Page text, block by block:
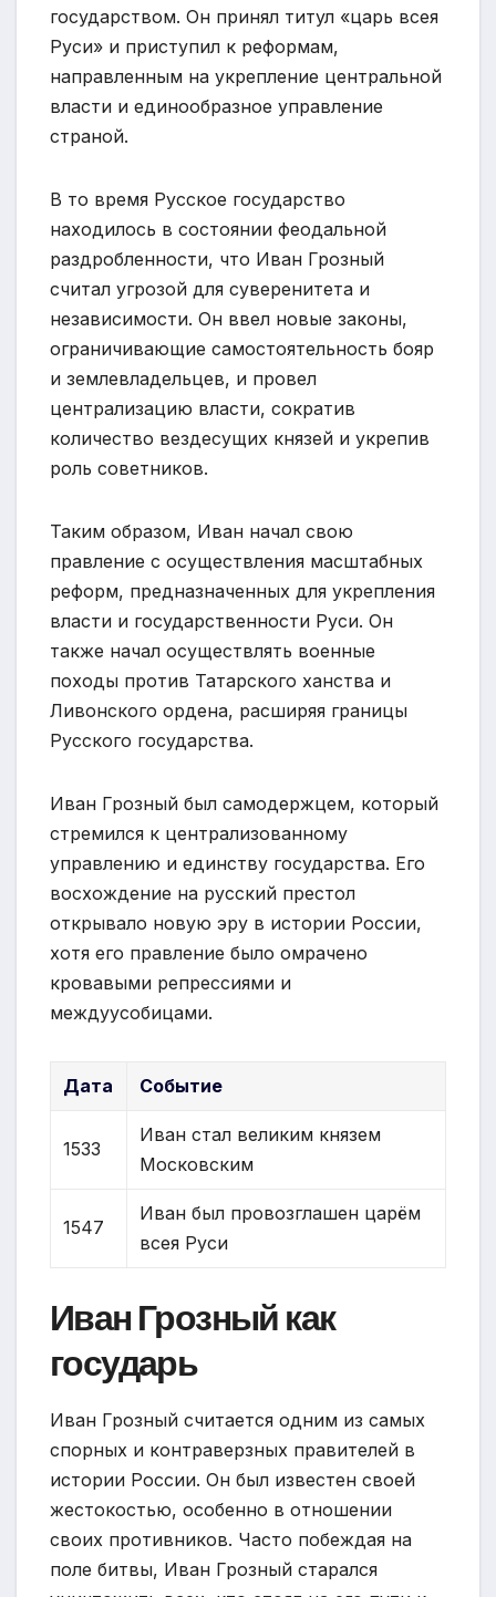
государством. Он принял титул «царь всея
Руси» и приступил к реформам,
направленным на укрепление центральной
власти и единообразное управление
страной.
В то время Русское государство
находилось в состоянии феодальной
раздробленности, что Иван Грозный
считал угрозой для суверенитета и
независимости. Он ввел новые законы,
ограничивающие самостоятельность бояр
и землевладельцев, и провел
централизацию власти, сократив
количество вездесущих князей и укрепив
роль советников.
Таким образом, Иван начал свою
правление с осуществления масштабных
реформ, предназначенных для укрепления
власти и государственности Руси. Он
также начал осуществлять военные
походы против Татарского ханства и
Ливонского ордена, расширяя границы
Русского государства.
Иван Грозный был самодержцем, который
стремился к централизованному
управлению и единству государства. Его
восхождение на русский престол
открывало новую эру в истории России,
хотя его правление было омрачено
кровавыми репрессиями и
междуусобицами.
Дата Событие
1533
Иван стал великим князем
Московским
1547
Иван был провозглашен царём
всея Руси
Иван Грозный как
государь
Иван Грозный считается одним из самых
спорных и контраверзных правителей в
истории России. Он был известен своей
жестокостью, особенно в отношении
своих противников. Часто побеждая на
поле битвы, Иван Грозный старался